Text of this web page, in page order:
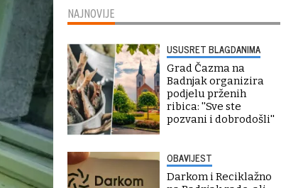
NAJNOVIJE
USUSRET BLAGDANIMA
Grad Čazma na
Badnjak organizira
podjelu prženih
ribica: ''Sve ste
pozvani i dobrodošli''
OBAVIJEST
Darkom i Reciklažno